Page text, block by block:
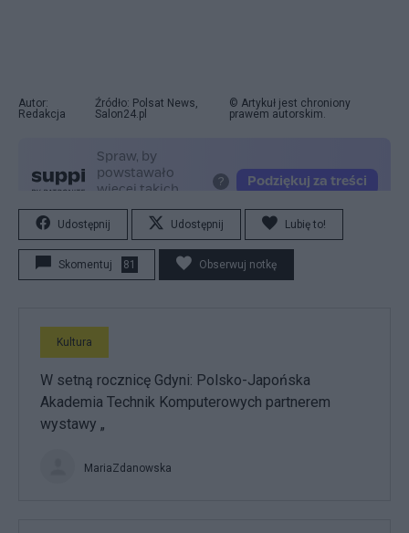
Autor:
Redakcja
Źródło: Polsat News,
Salon24.pl
© Artykuł jest chroniony
prawem autorskim.
Udostępnij Udostępnij Lubię to!
Skomentuj 81 Obserwuj notkę
Kultura
W setną rocznicę Gdyni: Polsko-Japońska
Akademia Technik Komputerowych partnerem
wystawy „
MariaZdanowska